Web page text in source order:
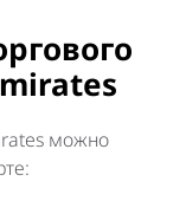
можно